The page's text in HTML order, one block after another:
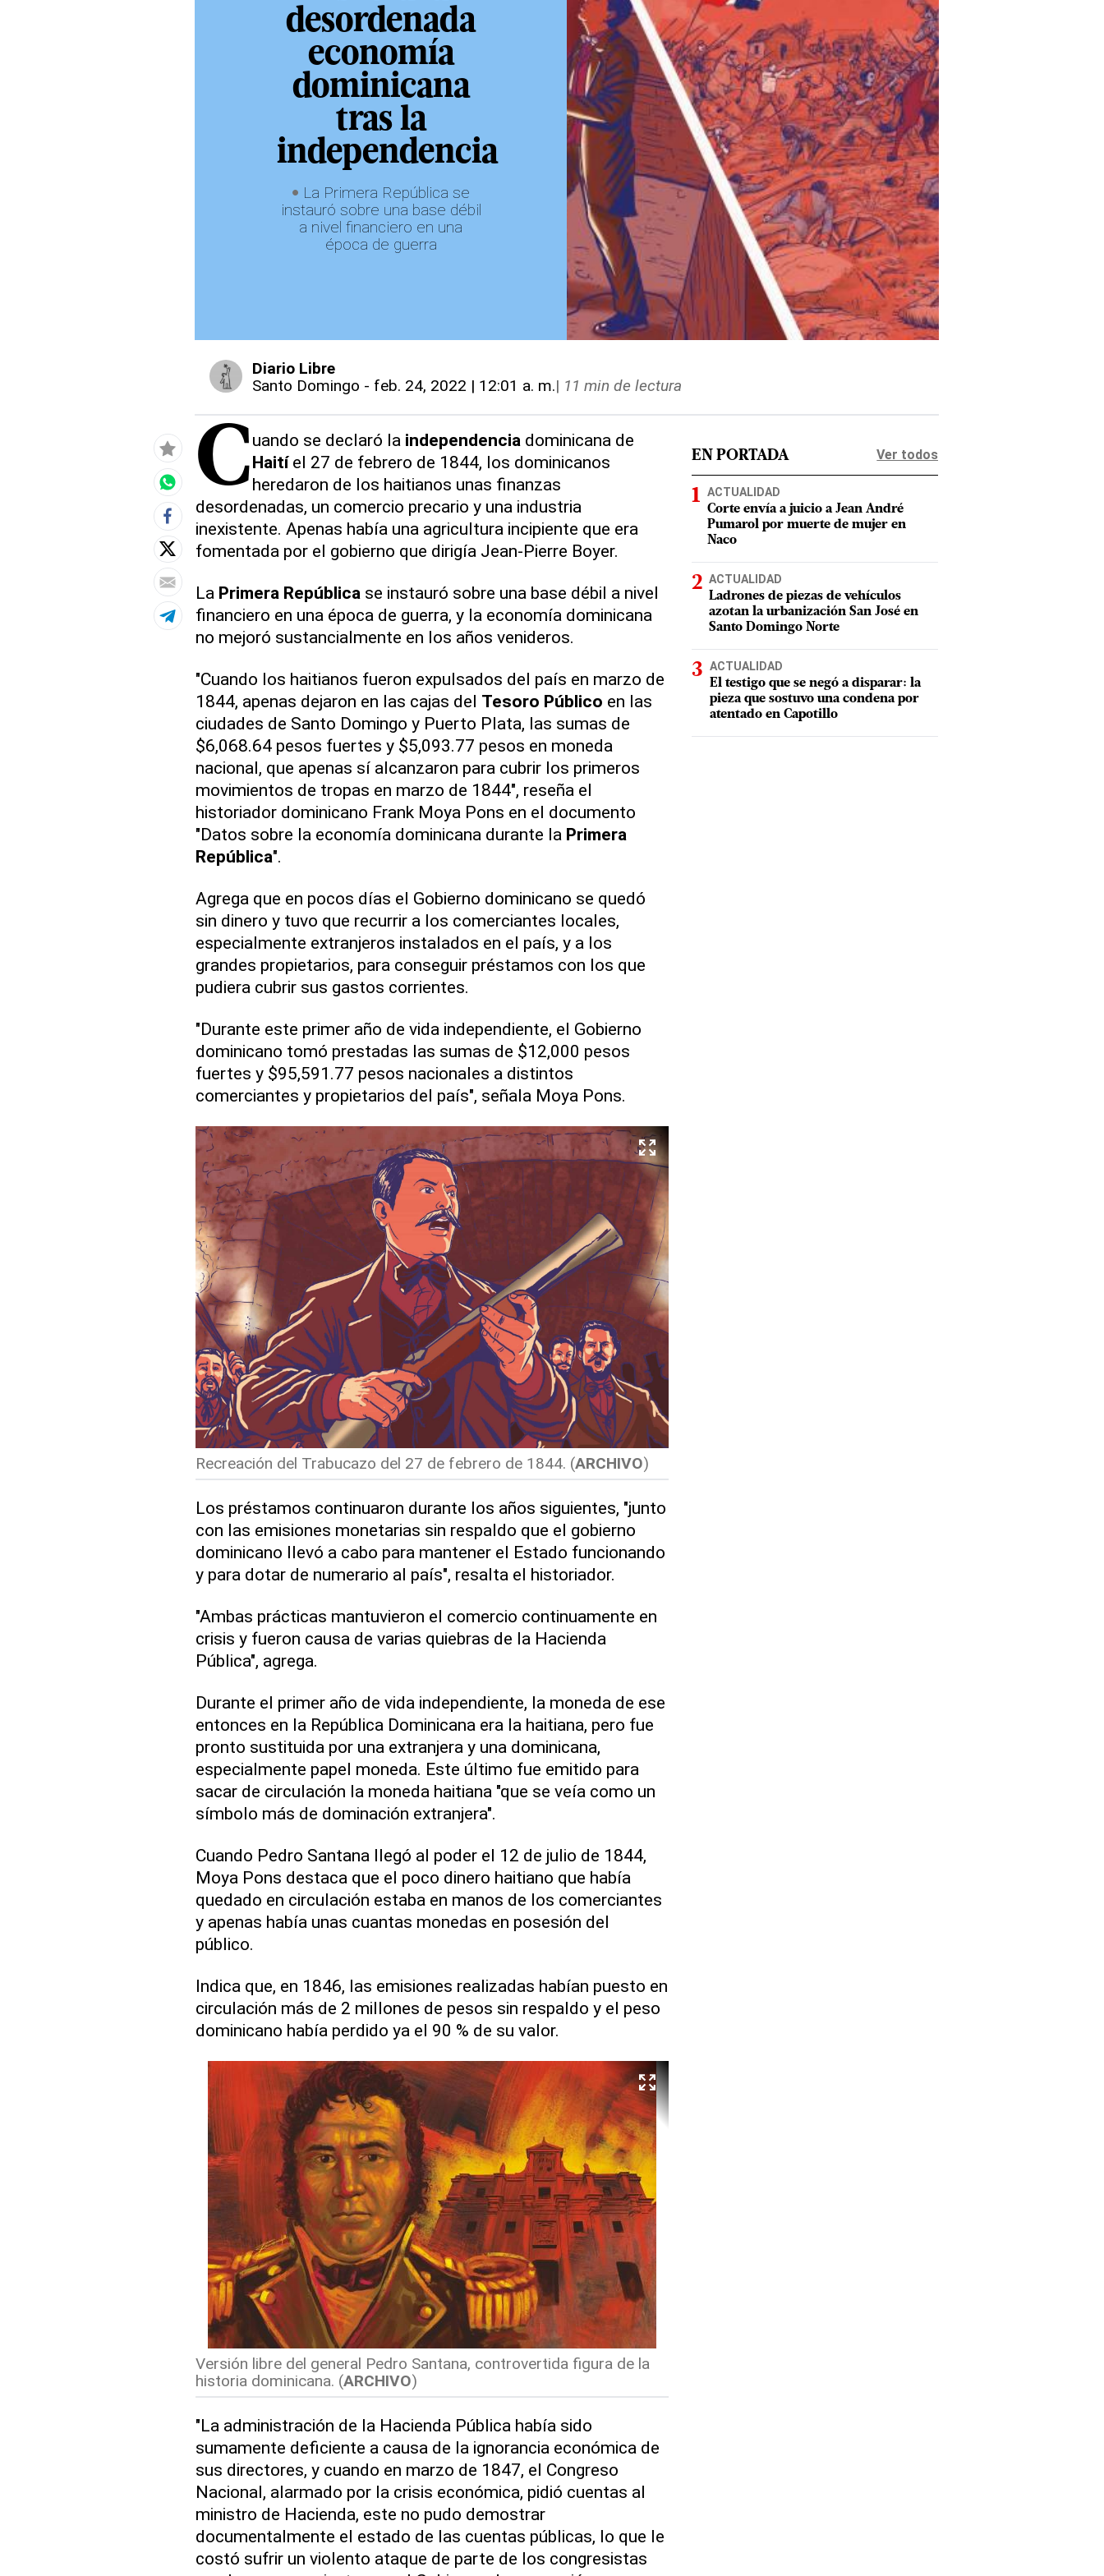
desordenada
economía
dominicana
tras la
independencia
La Primera República se
instauró sobre una base débil
a nivel financiero en una
época de guerra
Diario Libre
Santo Domingo - feb. 24, 2022 | 12:01 a. m.| 11 min de lectura
Cuando se declaró la independenciadominicana de
Haitíel 27 de febrero de 1844, los dominicanos
heredaron de los haitianos unas finanzas
desordenadas, un comercio precario y una industria
inexistente. Apenas había una agricultura incipiente que era
fomentada por el gobierno que dirigía Jean-Pierre Boyer.
La Primera Repúblicase instauró sobre una base débil a nivel
financiero en una época de guerra, y la economía dominicana
no mejoró sustancialmente en los años venideros.
"Cuando los haitianos fueron expulsados del país en marzo de
1844, apenas dejaron en las cajas del Tesoro Público en las
ciudades de Santo Domingo y Puerto Plata, las sumas de
$6,068.64 pesos fuertes y $5,093.77 pesos en moneda
nacional, que apenas sí alcanzaron para cubrir los primeros
movimientos de tropas en marzo de 1844", reseña el
historiador dominicano Frank Moya Pons en el documento
"Datos sobre la economía dominicana durante la Primera
República".
Agrega que en pocos días el Gobierno dominicano se quedó
sin dinero y tuvo que recurrir a los comerciantes locales,
especialmente extranjeros instalados en el país, y a los
grandes propietarios, para conseguir préstamos con los que
pudiera cubrir sus gastos corrientes.
"Durante este primer año de vida independiente, el Gobierno
dominicano tomó prestadas las sumas de $12,000 pesos
fuertes y $95,591.77 pesos nacionales a distintos
comerciantes y propietarios del país", señala Moya Pons.
Recreación del Trabucazo del 27 de febrero de 1844. (ARCHIVO)
Los préstamos continuaron durante los años siguientes, "junto
con las emisiones monetarias sin respaldo que el gobierno
dominicano llevó a cabo para mantener el Estado funcionando
y para dotar de numerario al país", resalta el historiador.
"Ambas prácticas mantuvieron el comercio continuamente en
crisis y fueron causa de varias quiebras de la Hacienda
Pública", agrega.
Durante el primer año de vida independiente, la moneda de ese
entonces en la República Dominicana era la haitiana, pero fue
pronto sustituida por una extranjera y una dominicana,
especialmente papel moneda. Este último fue emitido para
sacar de circulación la moneda haitiana "que se veía como un
símbolo más de dominación extranjera".
Cuando Pedro Santana llegó al poder el 12 de julio de 1844,
Moya Pons destaca que el poco dinero haitiano que había
quedado en circulación estaba en manos de los comerciantes
y apenas había unas cuantas monedas en posesión del
público.
Indica que, en 1846, las emisiones realizadas habían puesto en
circulación más de 2 millones de pesos sin respaldo y el peso
dominicano había perdido ya el 90 % de su valor.
Versión libre del general Pedro Santana, controvertida figura de la
historia dominicana. (ARCHIVO)
"La administración de la Hacienda Pública había sido
sumamente deficiente a causa de la ignorancia económica de
sus directores, y cuando en marzo de 1847, el Congreso
Nacional, alarmado por la crisis económica, pidió cuentas al
ministro de Hacienda, este no pudo demostrar
documentalmente el estado de las cuentas públicas, lo que le
costó sufrir un violento ataque de parte de los congresistas
EN PORTADA Ver todos
ACTUALIDAD
Corte envía a juicio a Jean André
Pumarol por muerte de mujer en
Naco
ACTUALIDAD
Ladrones de piezas de vehículos
azotan la urbanización San José en
Santo Domingo Norte
ACTUALIDAD
El testigo que se negó a disparar: la
pieza que sostuvo una condena por
atentado en Capotillo